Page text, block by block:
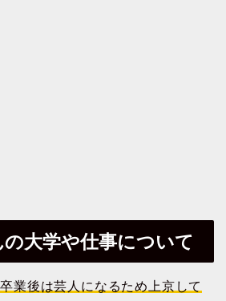
大学や仕事について
業後は芸人になるため上京して